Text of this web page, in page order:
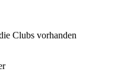
Clubs vorhanden